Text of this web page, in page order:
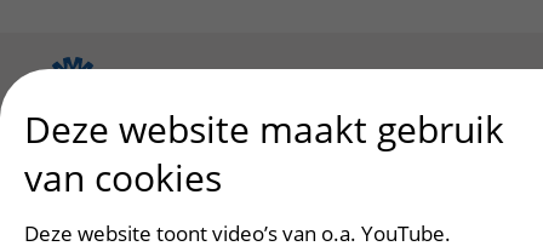
Patiënt en bezoek
Afspraak maken of wijzigen
Deze website maakt gebruik
van cookies
Deze website toont video’s van o.a. YouTube.